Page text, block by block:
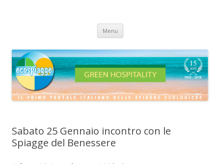
Menu Vai
contenuto
Sabato 25 Gennaio incontro con le
Spiagge del Benessere